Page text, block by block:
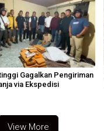
Gagalkan Pengiriman
via Ekspedisi
View More